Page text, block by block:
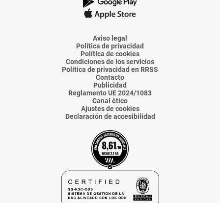
La
Voz
Almería
La
Voz
Almería
La
Voz
Almería
La
Voz
Almería
La
Voz
Aviso legal
Política de privacidad
Política de cookies
Condiciones de los servicios
Política de privacidad en RRSS
Contacto
Publicidad
Reglamento UE 2024/1083
Canal ético
Ajustes de cookies
Declaración de accesibilidad